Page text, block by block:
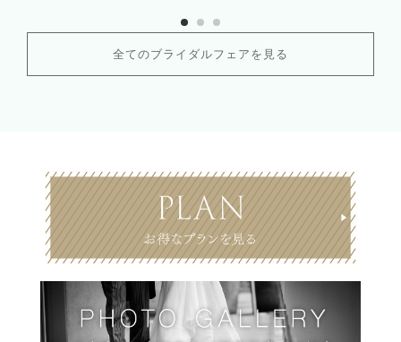
全てのブライダルフェアを見る